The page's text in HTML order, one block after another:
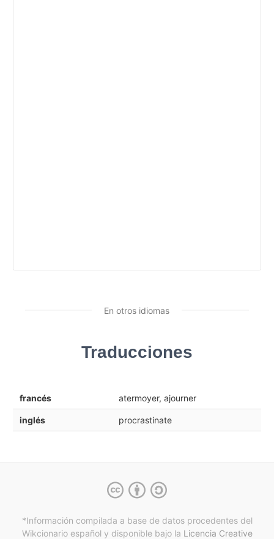
En otros idiomas
Traducciones
francés atermoyer, ajourner
inglés procrastinate
*Información compilada a base de datos procedentes del
Wikcionario español y disponible bajo la Licencia Creative